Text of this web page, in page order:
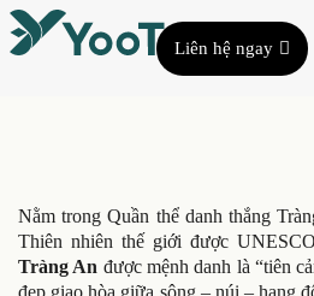
Liên hệ ngay
Nằm trong Quần thể danh thắng
Thiên nhiên thế giới được
Tràng An được mệnh danh là “tiên
đẹp giao hòa giữa sông – núi – hang